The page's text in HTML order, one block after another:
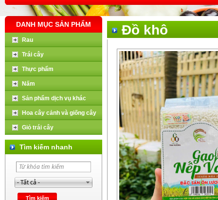
DANH MỤC SẢN PHẨM
Rau
Trái cây
Thực phẩm
Nấm
Sản phẩm dịch vụ khác
Hoa cây cảnh và giống cây
Giỏ trái cây
Tìm kiếm nhanh
Đồ khô